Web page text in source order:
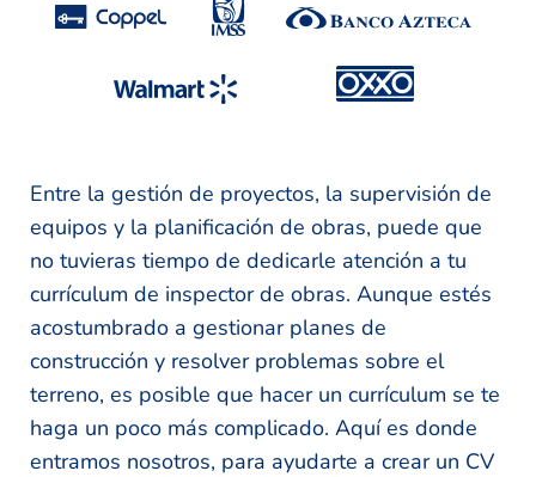
Entre la gestión de proyectos, la supervisión de
equipos y la planificación de obras, puede que
no tuvieras tiempo de dedicarle atención a tu
currículum de inspector de obras. Aunque estés
acostumbrado a gestionar planes de
construcción y resolver problemas sobre el
terreno, es posible que hacer un currículum se te
haga un poco más complicado. Aquí es donde
entramos nosotros, para ayudarte a crear un CV